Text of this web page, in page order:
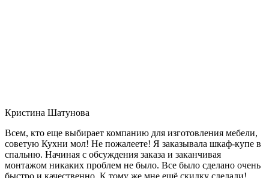
Кристина Шатунова
Всем, кто еще выбирает компанию для изготовления мебели,
советую Кухни мол! Не пожалеете! Я заказывала шкаф-купе в
спальню. Начиная с обсуждения заказа и заканчивая
монтажом никаких проблем не было. Все было сделано очень
быстро и качественно. К тому же мне ещё скидку сделали!